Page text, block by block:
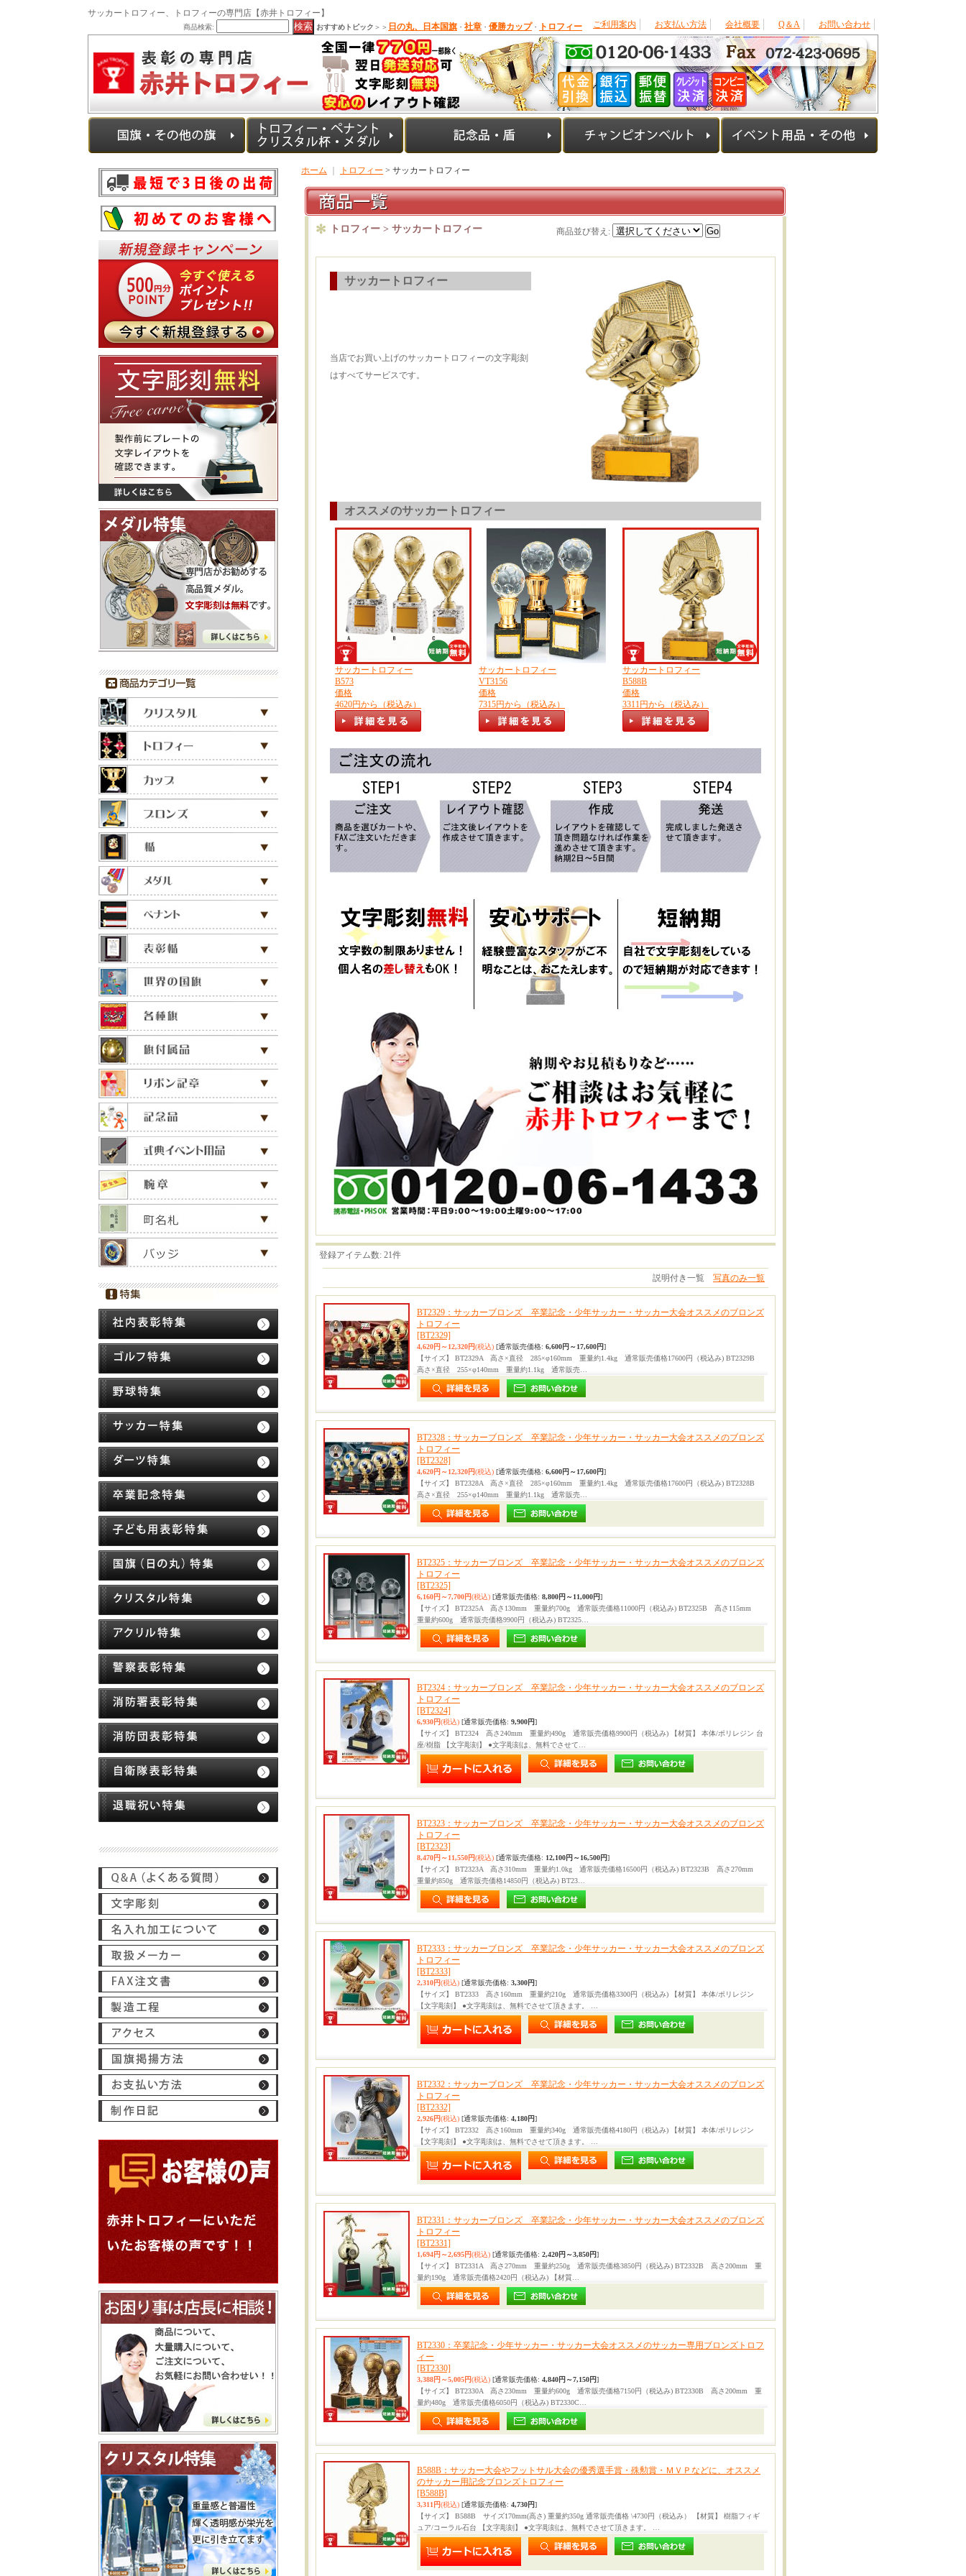
サッカートロフィー、トロフィーの専門店【赤井トロフィー】
ご利用案内
お支払い方法 会社概要 Q＆A お問い合わせ
商品検索: おすすめトピック ＞＞ 日の丸、日本国旗 ・ 社章 ・ 優勝カップ ・ トロフィー
ホーム トロフィー > サッカートロフィー
トロフィー > サッカートロフィー 商品並び替え :
サッカートロフィー
当店でお買い上げのサッカートロフィーの文字彫刻
はすべてサービスです。
オススメのサッカートロフィー
サッカートロフィー
B588B
価格
3311円から（税込み）
サッカートロフィー
VT3156
価格
7315円から（税込み）
サッカートロフィー
B573
価格
4620円から（税込み）
登録アイテム数: 21件
説明付き一覧 写真のみ一覧
BT2329：サッカーブロンズ 卒業記念・少年サッカー・サッカー大会オススメのブロンズ
トロフィー
[BT2329]
4,620円～12,320円(税込) [通常販売価格: 6,600円～17,600円]
【サイズ】 BT2329A 高さ×直径 285×φ160mm 重量約1.4kg 通常販売価格17600円（税込み) BT2329B
高さ×直径 255×φ140mm 重量約1.1kg 通常販売…
BT2328：サッカーブロンズ 卒業記念・少年サッカー・サッカー大会オススメのブロンズ
トロフィー
[BT2328]
4,620円～12,320円(税込) [通常販売価格: 6,600円～17,600円]
【サイズ】 BT2328A 高さ×直径 285×φ160mm 重量約1.4kg 通常販売価格17600円（税込み) BT2328B
高さ×直径 255×φ140mm 重量約1.1kg 通常販売…
BT2325：サッカーブロンズ 卒業記念・少年サッカー・サッカー大会オススメのブロンズ
トロフィー
[BT2325]
6,160円～7,700円(税込) [通常販売価格: 8,800円～11,000円]
【サイズ】 BT2325A 高さ130mm 重量約700g 通常販売価格11000円（税込み) BT2325B 高さ115mm
重量約600g 通常販売価格9900円（税込み) BT2325…
BT2324：サッカーブロンズ 卒業記念・少年サッカー・サッカー大会オススメのブロンズ
トロフィー
[BT2324]
6,930円(税込) [通常販売価格: 9,900円]
【サイズ】 BT2324 高さ240mm 重量約490g 通常販売価格9900円（税込み) 【材質】 本体/ポリレジン 台
座/樹脂 【文字彫刻】 ●文字彫刻は、無料でさせて…
BT2323：サッカーブロンズ 卒業記念・少年サッカー・サッカー大会オススメのブロンズ
トロフィー
[BT2323]
8,470円～11,550円(税込) [通常販売価格: 12,100円～16,500円]
【サイズ】 BT2323A 高さ310mm 重量約1.0kg 通常販売価格16500円（税込み) BT2323B 高さ270mm
重量約850g 通常販売価格14850円（税込み) BT23…
BT2333：サッカーブロンズ 卒業記念・少年サッカー・サッカー大会オススメのブロンズ
トロフィー
[BT2333]
2,310円(税込) [通常販売価格: 3,300円]
【サイズ】 BT2333 高さ160mm 重量約210g 通常販売価格3300円（税込み) 【材質】 本体/ポリレジン
【文字彫刻】 ●文字彫刻は、無料でさせて頂きます。 …
BT2332：サッカーブロンズ 卒業記念・少年サッカー・サッカー大会オススメのブロンズ
トロフィー
[BT2332]
2,926円(税込) [通常販売価格: 4,180円]
【サイズ】 BT2332 高さ160mm 重量約340g 通常販売価格4180円（税込み) 【材質】 本体/ポリレジン
【文字彫刻】 ●文字彫刻は、無料でさせて頂きます。 …
BT2331：サッカーブロンズ 卒業記念・少年サッカー・サッカー大会オススメのブロンズ
トロフィー
[BT2331]
1,694円～2,695円(税込) [通常販売価格: 2,420円～3,850円]
【サイズ】 BT2331A 高さ270mm 重量約250g 通常販売価格3850円（税込み) BT2332B 高さ200mm 重
量約190g 通常販売価格2420円（税込み) 【材質…
BT2330：卒業記念・少年サッカー・サッカー大会オススメのサッカー専用ブロンズトロフ
ィー
[BT2330]
3,388円～5,005円(税込) [通常販売価格: 4,840円～7,150円]
【サイズ】 BT2330A 高さ230mm 重量約600g 通常販売価格7150円（税込み) BT2330B 高さ200mm 重
量約480g 通常販売価格6050円（税込み) BT2330C…
B588B：サッカー大会やフットサル大会の優秀選手賞・殊勲賞・ＭＶＰなどに、オススメ
のサッカー用記念ブロンズトロフィー
[B588B]
3,311円(税込) [通常販売価格: 4,730円]
【サイズ】 B588B サイズ170mm(高さ) 重量約350g 通常販売価格 \4730円（税込み） 【材質】 樹脂フィギ
ュア/コーラル石台 【文字彫刻】 ●文字彫刻は、無料でさせて頂きます。 …